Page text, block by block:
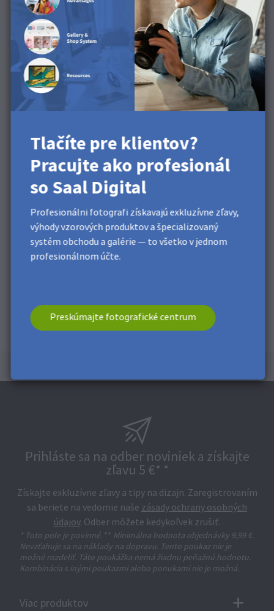
Zabezpečenie spodnej časti: Zopakujte rovnaký postup
na spodnej časti plagátu, zarovnajte a pripevnite druhú
sadu drevených tyčí.
Skontrolujte zarovnanie: Zhora by mal plagát vyzerať
ako na fotografii. Pevne drží a je správne zarovnaný
medzi tyčami, pričom pri pohľade zhora je v každej
hornej tyči viditeľný jeden otvor.
Tlačíte pre klientov?
Pracujte ako profesionál
so Saal Digital
Profesionálni fotografi získavajú exkluzívne zľavy,
výhody vzorových produktov a špecializovaný
systém obchodu a galérie — to všetko v jednom
profesionálnom účte.
Preskúmajte fotografické centrum
Prihláste sa na odber noviniek a získajte
zľavu 5 €* *
Získajte exkluzívne zľavy a tipy na dizajn. Zaregistrovaním
sa beriete na vedomie naše zásady ochrany osobných
údajov. Odber môžete kedykoľvek zrušiť.
* Toto pole je povinné. ** Minimálna hodnota objednávky 9,99 €.
Nevzťahuje sa na náklady na dopravu. Tento poukaz nie je
možné rozdeliť. Táto poukážka nemá žiadnu peňažnú hodnotu.
Kombinácia s inými poukazmi alebo ponukami nie je možná.
Viac produktov